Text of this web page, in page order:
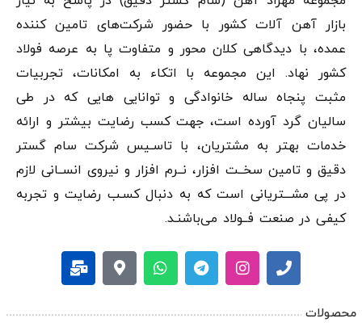
بازار آهن‌ آلات کشور با حضور شرکت‌های تامین کننده
عمده، با دیدگاهی کلان محور و متفاوت پا به عرصه فولاد
کشور نهاد. این مجموعه با اتکاء به امکانات، تجربیات
مثبت پنجاه ساله خانوادگی و توانایی هایی که در طی
سالیان گرد آورده است، جهت کسب رضایت بیشتر و ارائه
خدمات بهتر به مشتریان، با تاسـیس شرکت سام گستر
دقيق و تامین سخــت افزار، نــرم افزار و نیروی انســانی لازم
در پی مشـــتریانی است که به دنبال کسـب رضایت و تجربه
کیفی در صنعت فــولاد می‌باشنـد.
محصولات